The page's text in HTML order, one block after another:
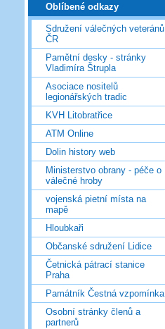
Oblíbené odkazy
Sdružení válečných veteránů
ČR
Pamětní desky - stránky
Vladimíra Štrupla
Asociace nositelů
legionářských tradic
KVH Litobratřice
ATM Online
Dolin history web
Ministerstvo obrany - péče o
válečné hroby
vojenská pietní místa na
mapě
Hloubkaři
Občanské sdružení Lidice
Četnická pátrací stanice
Praha
Památník Čestná vzpomínka
Osobní stránky členů a
partnerů